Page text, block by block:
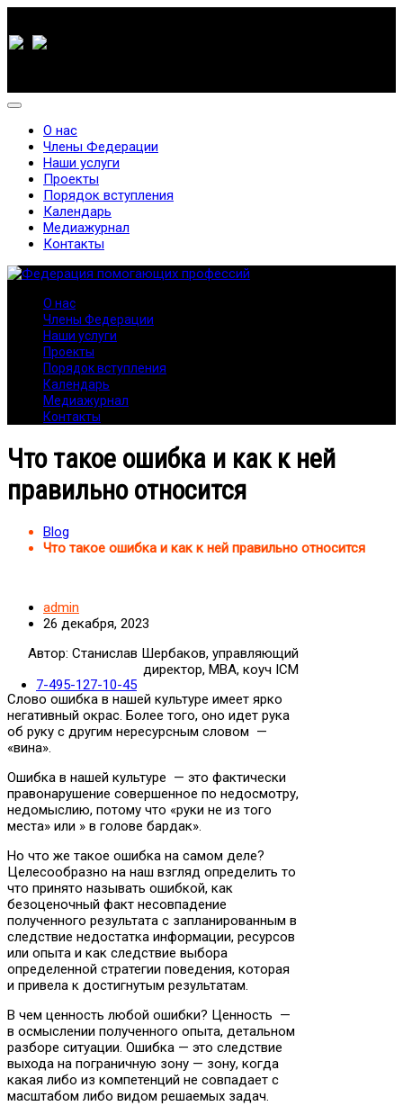
7-495-127-10-45
О нас
Члены Федерации
Наши услуги
Проекты
Порядок вступления
Календарь
Медиажурнал
Контакты
О нас
Члены Федерации
Наши услуги
Проекты
Порядок вступления
Календарь
Медиажурнал
Контакты
Что такое ошибка и как к ней
правильно относится
Blog
Что такое ошибка и как к ней правильно относится
admin
26 декабря, 2023
Автор: Станислав Шербаков, управляющий
директор, MBA, коуч ICM
Слово ошибка в нашей культуре имеет ярко
негативный окрас. Более того, оно идет рука
об руку с другим нересурсным словом —
«вина».
Ошибка в нашей культуре — это фактически
правонарушение совершенное по недосмотру,
недомыслию, потому что «руки не из того
места» или » в голове бардак».
Но что же такое ошибка на самом деле?
Целесообразно на наш взгляд определить то
что принято называть ошибкой, как
безоценочный факт несовпадение
полученного результата с запланированным в
следствие недостатка информации, ресурсов
или опыта и как следствие выбора
определенной стратегии поведения, которая
и привела к достигнутым результатам.
В чем ценность любой ошибки? Ценность —
в осмыслении полученного опыта, детальном
разборе ситуации. Ошибка — это следствие
выхода на пограничную зону — зону, когда
какая либо из компетенций не совпадает с
масштабом либо видом решаемых задач.